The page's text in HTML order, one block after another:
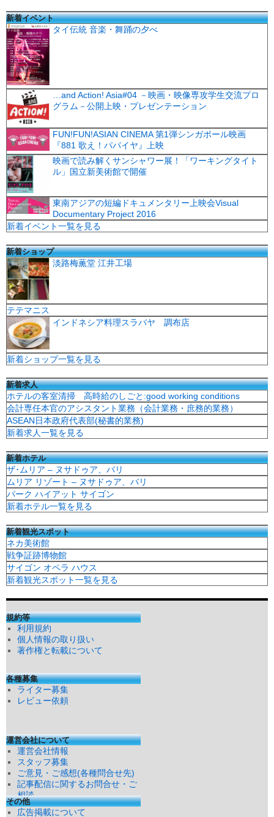
新着イベント
タイ伝統 音楽・舞踊の夕べ
…and Action! Asia#04 －映画・映像専攻学生交流プロ
グラム－公開上映・プレゼンテーション
FUN!FUN!ASIAN CINEMA 第1弾シンガポール映画
『881 歌え！パパイヤ』上映
映画で読み解くサンシャワー展！「ワーキングタイト
ル」国立新美術館で開催
東南アジアの短編ドキュメンタリー上映会Visual
Documentary Project 2016
新着イベント一覧を見る
新着ショップ
淡路梅薫堂 江井工場
テテマニス
インドネシア料理スラバヤ 調布店
新着ショップ一覧を見る
新着求人
ホテルの客室清掃 高時給のしごと:good working conditions
会計専任本官のアシスタント業務（会計業務・庶務的業務）
ASEAN日本政府代表部(秘書的業務)
新着求人一覧を見る
新着ホテル
ザ･ムリア – ヌサドゥア、バリ
ムリア リゾート – ヌサドゥア、バリ
パーク ハイアット サイゴン
新着ホテル一覧を見る
新着観光スポット
ネカ美術館
戦争証跡博物館
サイゴン オペラ ハウス
新着観光スポット一覧を見る
規約等
利用規約
個人情報の取り扱い
著作権と転載について
各種募集
ライター募集
レビュー依頼
運営会社について
運営会社情報
スタッフ募集
ご意見・ご感想(各種問合せ先)
記事配信に関するお問合せ・ご
相談
その他
広告掲載について